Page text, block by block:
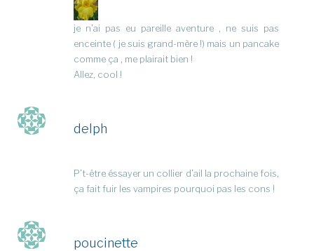
je n’ai pas eu pareille aventure , ne suis pas
enceinte ( je suis grand-mère !) mais un pancake
comme ça , me plairait bien !
Allez, cool !
delph
P’t-être éssayer un collier d’ail la prochaine fois,
ça fait fuir les vampires pourquoi pas les cons !
poucinette